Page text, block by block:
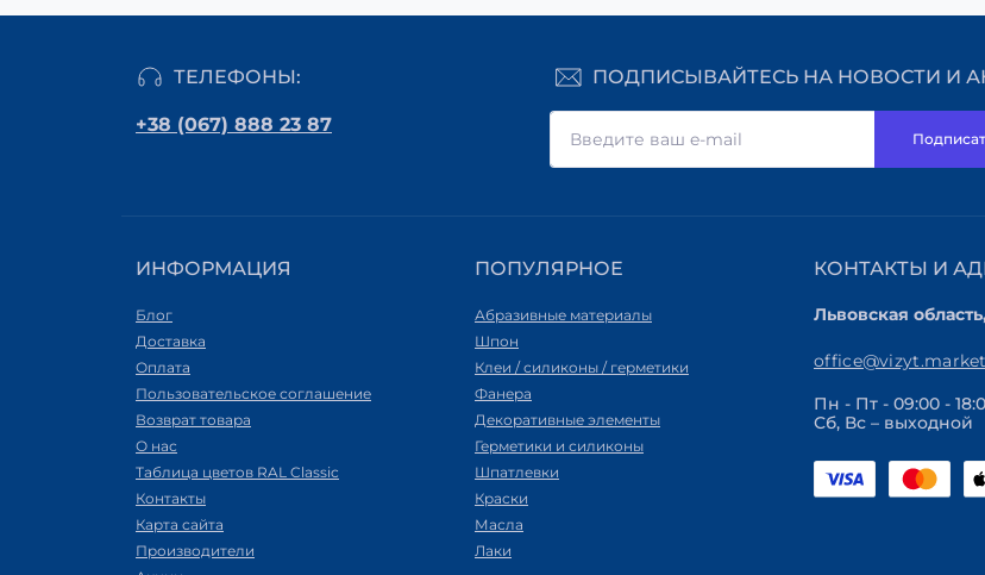
ТЕЛЕФОНЫ:
+38 (067) 888 23 87
ПОДПИСЫВАЙТЕСЬ НА НОВОСТИ И
ИНФОРМАЦИЯ
Блог
Доставка
Оплата
Пользовательское соглашение
Возврат товара
О нас
Таблица цветов RAL Classic
Контакты
Карта сайта
Производители
ПОПУЛЯРНОЕ
Абразивные материалы
Шпон
Клеи / силиконы / герметики
Фанера
Декоративные элементы
Герметики и силиконы
Шпатлевки
Краски
Масла
Лаки
КОНТАКТЫ И
Львовская
office@vizyt.market
Пн - Пт - 09:00 -
Сб, Вс – выходной